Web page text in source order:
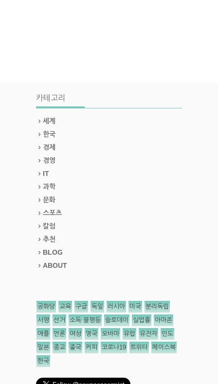
카테고리
세계
한국
경제
경영
IT
과학
문화
스포츠
칼럼
추천
BLOG
ABOUT
공화당 교육 구글 독일 러시아 미국 분리독립
서평 선거 소득 불평등 슬로데이 실업률 아마존
애플 언론 여성 영국 오바마 유럽 유전자 인도
일본 종교 중국 커피 코로나19 트위터 페이스북
한국